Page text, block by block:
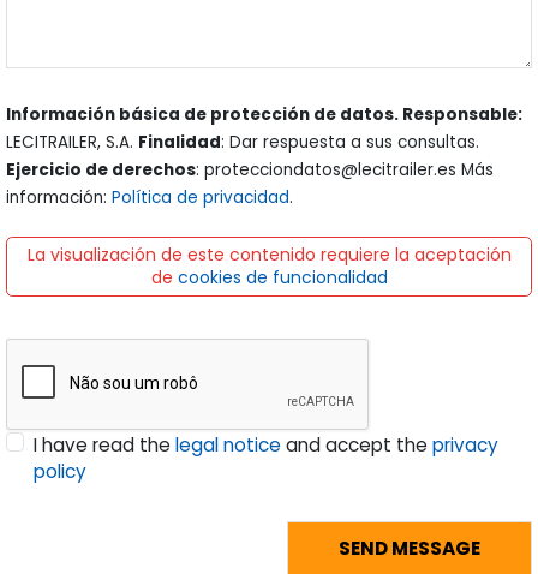
Información básica de protección de datos. Responsable:
LECITRAILER, S.A. Finalidad: Dar respuesta a sus consultas.
Ejercicio de derechos: protecciondatos@lecitrailer.es Más
información: Política de privacidad.
La visualización de este contenido requiere la aceptación
de cookies de funcionalidad
I have read thelegal noticeand accept theprivacy
policy